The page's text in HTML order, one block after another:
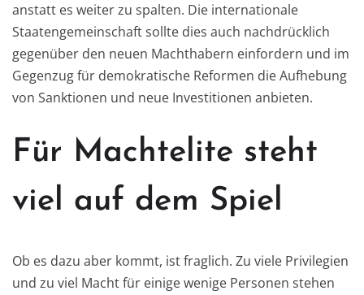
anstatt es weiter zu spalten. Die internationale
Staatengemeinschaft sollte dies auch nachdrücklich
gegenüber den neuen Machthabern einfordern und im
Gegenzug für demokratische Reformen die Aufhebung
von Sanktionen und neue Investitionen anbieten.
Für Machtelite steht
viel auf dem Spiel
Ob es dazu aber kommt, ist fraglich. Zu viele Privilegien
und zu viel Macht für einige wenige Personen stehen